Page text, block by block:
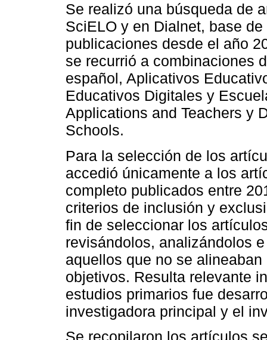
Se realizó una búsqueda de
SciELO y en Dialnet, base
publicaciones desde el año
se recurrió a combinaciones
español, Aplicativos
Educativos Digitales y
Applications and Teachers y
Schools.
Para la selección de los
accedió únicamente a los
completo publicados entre
criterios de inclusión y
fin de seleccionar los
revisándolos, analizándolos
aquellos que no se
objetivos. Resulta relevante
estudios primarios fue
investigadora principal y el
Se recopilaron los artículos